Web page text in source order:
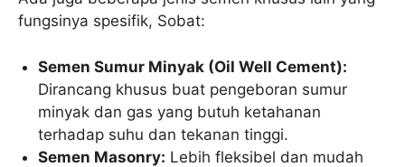
fungsinya spesifik, Sobat:
Semen Sumur Minyak (Oil Well Cement):
Dirancang khusus buat pengeboran sumur
minyak dan gas yang butuh ketahanan
terhadap suhu dan tekanan tinggi.
Semen Masonry: Lebih fleksibel dan mudah